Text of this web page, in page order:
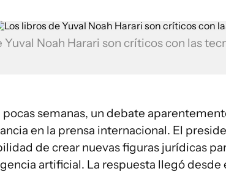
Yuval Noah Harari son críticos con las
pocas semanas, un debate
en la prensa internacional. El
de crear nuevas figuras jurídicas
artificial. La respuesta llegó desde